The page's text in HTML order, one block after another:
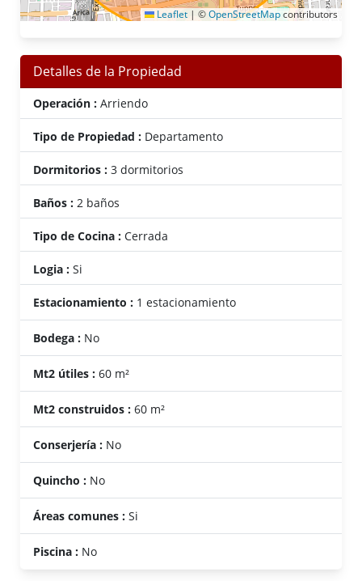
Leaflet | ©OpenStreetMapcontributors
Detalles de la Propiedad
Operación : Arriendo
Tipo de Propiedad : Departamento
Dormitorios : 3 dormitorios
Baños : 2 baños
Tipo de Cocina : Cerrada
Logia : Si
Estacionamiento : 1 estacionamiento
Bodega : No
Mt2 útiles : 60 m²
Mt2 construidos : 60 m²
Conserjería : No
Quincho : No
Áreas comunes : Si
Piscina : No